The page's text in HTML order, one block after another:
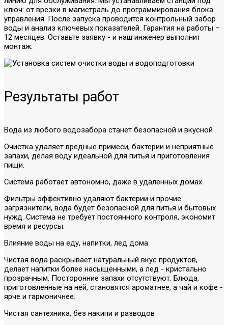
ключ: от врезки в магистраль до программирования блока
управления. После запуска проводится контрольный забор
воды и анализ ключевых показателей. Гарантия на работы –
12 месяцев. Оставьте заявку - и наш инженер выполнит
монтаж.
Результаты работ
Вода из любого водозабора станет безопасной и вкусной
Очистка удаляет вредные примеси, бактерии и неприятные
запахи, делая воду идеальной для питья и приготовления
пищи.
Система работает автономно, даже в удаленных домах
Фильтры эффективно удаляют бактерии и прочие
загрязнители, вода будет безопасной для питья и бытовых
нужд. Система не требует постоянного контроля, экономит
время и ресурсы.
Влияние воды на еду, напитки, лед дома
Чистая вода раскрывает натуральный вкус продуктов,
делает напитки более насыщенными, а лед - кристально
прозрачным. Посторонние запахи отсутствуют. Блюда,
приготовленные на ней, становятся ароматнее, а чай и кофе -
ярче и гармоничнее.
Чистая сантехника, без накипи и разводов